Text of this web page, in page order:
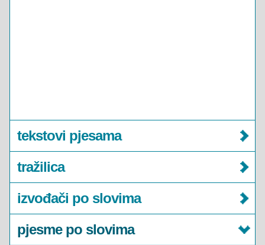
tekstovi pjesama
tražilica
izvođači po slovima
pjesme po slovima